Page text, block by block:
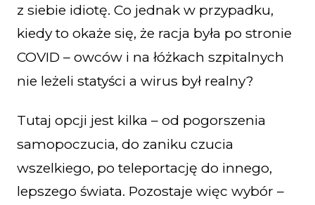
z siebie idiotę. Co jednak w przypadku,
kiedy to okaże się, że racja była po stronie
COVID – owców i na łóżkach szpitalnych
nie leżeli statyści a wirus był realny?
Tutaj opcji jest kilka – od pogorszenia
samopoczucia, do zaniku czucia
wszelkiego, po teleportację do innego,
lepszego świata. Pozostaje więc wybór –